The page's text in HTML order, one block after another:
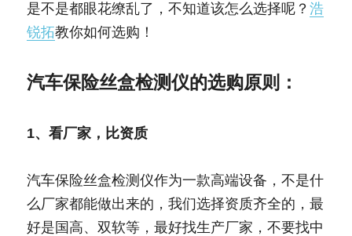
是不是都眼花缭乱了，不知道该怎么选择呢？ 浩
锐拓教你如何选购！
汽车保险丝盒检测仪的选购原则：
1、看厂家，比资质
汽车保险丝盒检测仪作为一款高端设备，不是什
么厂家都能做出来的，我们选择资质齐全的，最
好是国高、双软等，最好找生产厂家，不要找中